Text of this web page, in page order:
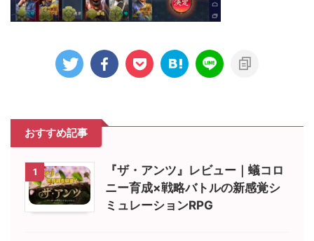
おすすめ記事
1
『ザ・アンツ』レビュー｜蟻コロ
ニー育成×戦略バトルの新感覚シ
ミュレーションRPG